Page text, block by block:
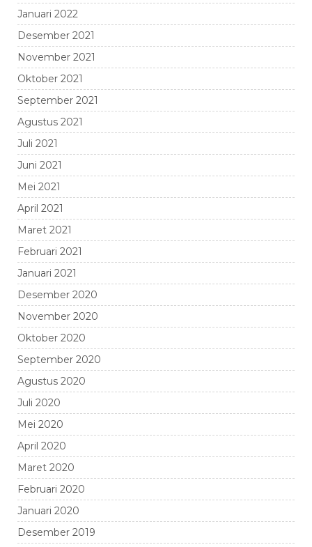
Januari 2022
Desember 2021
November 2021
Oktober 2021
September 2021
Agustus 2021
Juli 2021
Juni 2021
Mei 2021
April 2021
Maret 2021
Februari 2021
Januari 2021
Desember 2020
November 2020
Oktober 2020
September 2020
Agustus 2020
Juli 2020
Mei 2020
April 2020
Maret 2020
Februari 2020
Januari 2020
Desember 2019